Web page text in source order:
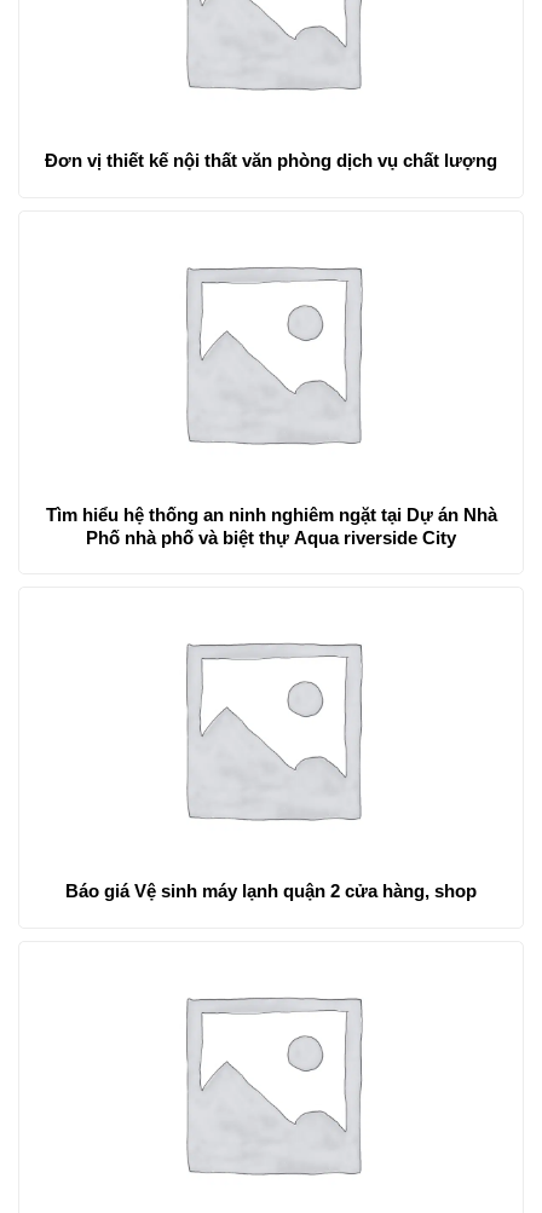
Đơn vị thiết kế nội thất văn phòng dịch vụ chất lượng
Tìm hiểu hệ thống an ninh nghiêm ngặt tại Dự án Nhà
Phố nhà phố và biệt thự Aqua riverside City
Báo giá Vệ sinh máy lạnh quận 2 cửa hàng, shop